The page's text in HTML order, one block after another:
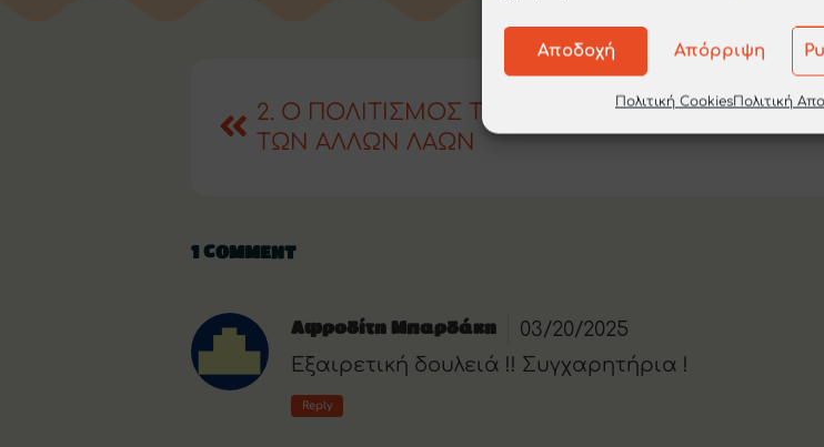
Αποδοχή Απόρριψη
Πολιτική CookiesΠολιτική
2. Ο ΠΟΛΙΤΙΣΜΟΣ ΤΩΝ ΕΛΛΗΝΩΝ ΚΑΙ
ΤΩΝ ΑΛΛΩΝ ΛΑΩΝ
4.
1 COMMENT
Αφροδίτη Μπαρδάκη
03/20/2025
Εξαιρετική δουλειά !! Συγχαρητήρια !
Reply